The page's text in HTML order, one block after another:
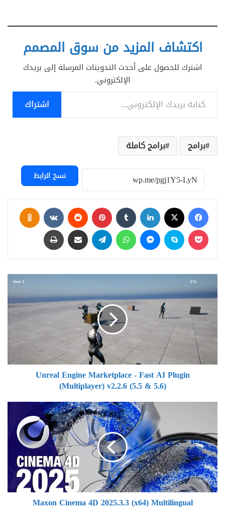
اكتشاف المزيد من سوق المصمم
اشترك للحصول على أحدث التدوينات المرسلة إلى بريدك
الإلكتروني.
كتابة بريدك الإلكتروني...
اشتراك
برامج برامج كاملة
نسخ الرابط
فيسبوك لينكدإن بينتيريست
‫Pocket
سكايب ماسنجر واتساب تيلقرام مشاركة عبر البريد طباعة
Unreal
Engine
Marketplace
Fast
AI
Plugin
(Multiplayer)
v2.2.6
Unreal Engine Marketplace - Fast AI Plugin
(Multiplayer) v2.2.6 (5.5 & 5.6)
2025.3.3
(x64)
Multilingual
Maxon Cinema 4D 2025.3.3 (x64) Multilingual